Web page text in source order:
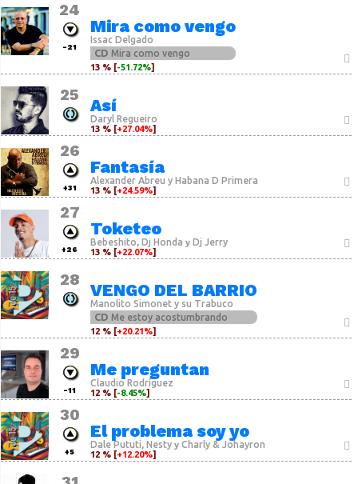
24
-21
Mira como vengo
Issac Delgado
CDMira como vengo
13 % [-51.72%]
25
Así
Daryl Regueiro
13 % [+27.04%]
26
+31
Fantasía
Alexander Abreu y Habana D Primera
13 % [+24.59%]
27
+26
Toketeo
Bebeshito, Dj Honda y Dj Jerry
13 % [+22.07%]
28
VENGO DEL BARRIO
Manolito Simonet y su Trabuco
CDMe estoy acostumbrando
12 % [+20.21%]
29
-11
Me preguntan
Claudio Rodríguez
12 % [-8.45%]
30
+5
El problema soy yo
Dale Pututi, Nesty yCharly & Johayron
12 % [+12.20%]